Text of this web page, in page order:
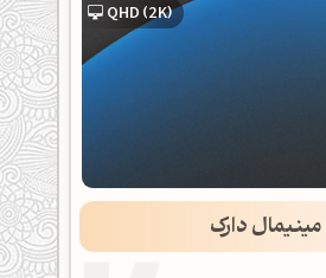
QHD (2K)
مینیمال دارک